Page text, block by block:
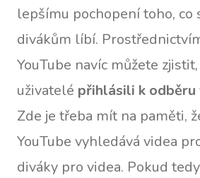
lepšímu pochopení toho, co
divákům líbí.
YouTube navíc můžete
uživatelé přihlásili k odběru
Zde je třeba mít na paměti,
YouTube vyhledává videa
diváky pro videa. Pokud